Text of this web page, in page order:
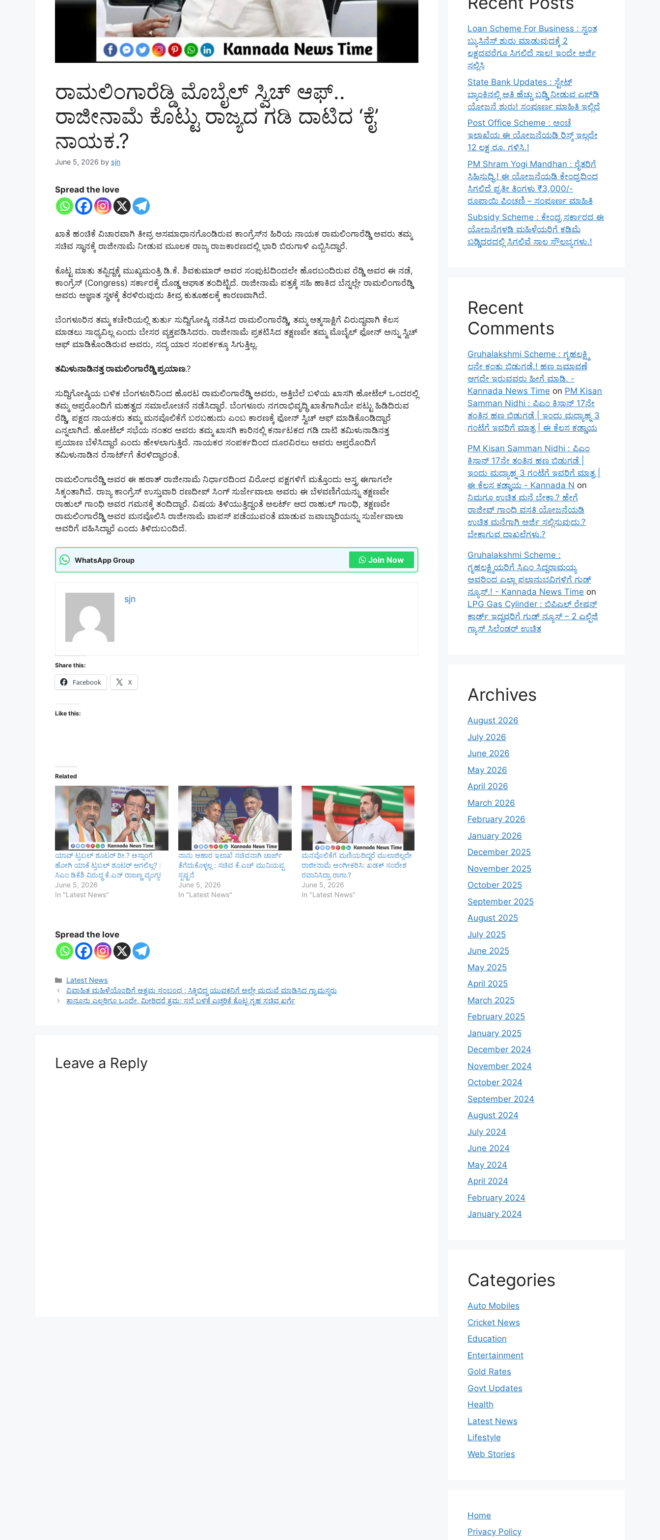
ರಾಮಲಿಂಗಾರೆಡ್ಡಿ ಮೊಬೈಲ್ ಸ್ವಿಚ್ ಆಫ್..
ರಾಜೀನಾಮೆ ಕೊಟ್ಟು ರಾಜ್ಯದ ಗಡಿ ದಾಟಿದ ‘ಕೈ’
ನಾಯಕ.?
June 5, 2026 by sjn
Spread the love
ಖಾತೆ ಹಂಚಿಕೆ ವಿಚಾರವಾಗಿ ತೀವ್ರ ಅಸಮಾಧಾನಗೊಂಡಿರುವ ಕಾಂಗ್ರೆಸ್‌ನ ಹಿರಿಯ ನಾಯಕ ರಾಮಲಿಂಗಾರೆಡ್ಡಿ ಅವರು ತಮ್ಮ
ಸಚಿವ ಸ್ಥಾನಕ್ಕೆ ರಾಜೀನಾಮೆ ನೀಡುವ ಮೂಲಕ ರಾಜ್ಯ ರಾಜಕಾರಣದಲ್ಲಿ ಭಾರಿ ಬಿರುಗಾಳಿ ಎಬ್ಬಿಸಿದ್ದಾರೆ.
ಕೊಟ್ಟ ಮಾತು ತಪ್ಪಿದ್ದಕ್ಕೆ ಮುಖ್ಯಮಂತ್ರಿ ಡಿ.ಕೆ. ಶಿವಕುಮಾರ್ ಅವರ ಸಂಪುಟದಿಂದಲೇ ಹೊರಬಂದಿರುವ ರೆಡ್ಡಿ ಅವರ ಈ ನಡೆ,
ಕಾಂಗ್ರೆಸ್ (Congress) ಸರ್ಕಾರಕ್ಕೆ ದೊಡ್ಡ ಆಘಾತ ತಂದಿಟ್ಟಿದೆ. ರಾಜೀನಾಮೆ ಪತ್ರಕ್ಕೆ ಸಹಿ ಹಾಕಿದ ಬೆನ್ನಲ್ಲೇ ರಾಮಲಿಂಗಾರೆಡ್ಡಿ
ಅವರು ಅಜ್ಞಾತ ಸ್ಥಳಕ್ಕೆ ತೆರಳಿರುವುದು ತೀವ್ರ ಕುತೂಹಲಕ್ಕೆ ಕಾರಣವಾಗಿದೆ.
ಬೆಂಗಳೂರಿನ ತಮ್ಮ ಕಚೇರಿಯಲ್ಲಿ ತುರ್ತು ಸುದ್ದಿಗೋಷ್ಠಿ ನಡೆಸಿದ ರಾಮಲಿಂಗಾರೆಡ್ಡಿ, ತಮ್ಮ ಆತ್ಮಸಾಕ್ಷಿಗೆ ವಿರುದ್ಧವಾಗಿ ಕೆಲಸ
ಮಾಡಲು ಸಾಧ್ಯವಿಲ್ಲ ಎಂದು ಬೇಸರ ವ್ಯಕ್ತಪಡಿಸಿದರು. ರಾಜೀನಾಮೆ ಪ್ರಕಟಿಸಿದ ತಕ್ಷಣವೇ ತಮ್ಮ ಮೊಬೈಲ್ ಫೋನ್ ಅನ್ನು ಸ್ವಿಚ್
ಆಫ್ ಮಾಡಿಕೊಂಡಿರುವ ಅವರು, ಸದ್ಯ ಯಾರ ಸಂಪರ್ಕಕ್ಕೂ ಸಿಗುತ್ತಿಲ್ಲ.
ತಮಿಳುನಾಡಿನತ್ತ ರಾಮಲಿಂಗಾರೆಡ್ಡಿ ಪ್ರಯಾಣ.?
ಸುದ್ದಿಗೋಷ್ಠಿಯ ಬಳಿಕ ಬೆಂಗಳೂರಿನಿಂದ ಹೊರಟ ರಾಮಲಿಂಗಾರೆಡ್ಡಿ ಅವರು, ಅತ್ತಿಬೆಲೆ ಬಳಿಯ ಖಾಸಗಿ ಹೋಟೆಲ್‌ ಒಂದರಲ್ಲಿ
ತಮ್ಮ ಆಪ್ತರೊಂದಿಗೆ ಮಹತ್ವದ ಸಮಾಲೋಚನೆ ನಡೆಸಿದ್ದಾರೆ. ಬೆಂಗಳೂರು ನಗರಾಭಿವೃದ್ಧಿ ಖಾತೆಗಾಗಿಯೇ ಪಟ್ಟು ಹಿಡಿದಿರುವ
ರೆಡ್ಡಿ, ಪಕ್ಷದ ನಾಯಕರು ತಮ್ಮ ಮನವೊಲಿಕೆಗೆ ಬರಬಹುದು ಎಂಬ ಕಾರಣಕ್ಕೆ ಫೋನ್ ಸ್ವಿಚ್ ಆಫ್ ಮಾಡಿಕೊಂಡಿದ್ದಾರೆ
ಎನ್ನಲಾಗಿದೆ. ಹೋಟೆಲ್ ಸಭೆಯ ನಂತರ ಅವರು ತಮ್ಮ ಖಾಸಗಿ ಕಾರಿನಲ್ಲಿ ಕರ್ನಾಟಕದ ಗಡಿ ದಾಟಿ ತಮಿಳುನಾಡಿನತ್ತ
ಪ್ರಯಾಣ ಬೆಳೆಸಿದ್ದಾರೆ ಎಂದು ಹೇಳಲಾಗುತ್ತಿದೆ. ನಾಯಕರ ಸಂಪರ್ಕದಿಂದ ದೂರವಿರಲು ಅವರು ಆಪ್ತರೊಂದಿಗೆ
ತಮಿಳುನಾಡಿನ ರೆಸಾರ್ಟ್‌ಗೆ ತೆರಳಿದ್ದಾರಂತೆ.
ರಾಮಲಿಂಗಾರೆಡ್ಡಿ ಅವರ ಈ ಹಠಾತ್ ರಾಜೀನಾಮೆ ನಿರ್ಧಾರದಿಂದ ವಿರೋಧ ಪಕ್ಷಗಳಿಗೆ ಮತ್ತೊಂದು ಅಸ್ತ್ರ ಈಗಾಗಲೇ
ಸಿಕ್ಕಂತಾಗಿದೆ. ರಾಜ್ಯ ಕಾಂಗ್ರೆಸ್ ಉಸ್ತುವಾರಿ ರಣದೀಪ್ ಸಿಂಗ್ ಸುರ್ಜೇವಾಲಾ ಅವರು ಈ ಬೆಳವಣಿಗೆಯನ್ನು ತಕ್ಷಣವೇ
ರಾಹುಲ್ ಗಾಂಧಿ ಅವರ ಗಮನಕ್ಕೆ ತಂದಿದ್ದಾರೆ. ವಿಷಯ ತಿಳಿಯುತ್ತಿದ್ದಂತೆ ಅಲರ್ಟ್ ಆದ ರಾಹುಲ್ ಗಾಂಧಿ, ತಕ್ಷಣವೇ
ರಾಮಲಿಂಗಾರೆಡ್ಡಿ ಅವರ ಮನವೊಲಿಸಿ ರಾಜೀನಾಮೆ ವಾಪಸ್ ಪಡೆಯುವಂತೆ ಮಾಡುವ ಜವಾಬ್ದಾರಿಯನ್ನು ಸುರ್ಜೇವಾಲಾ
ಅವರಿಗೆ ವಹಿಸಿದ್ದಾರೆ ಎಂದು ತಿಳಿದುಬಂದಿದೆ.
WhatsApp Group Join Now
sjn
Share this:
Facebook X
Like this:
Related
ಯಾವ್ ಟ್ರಬಲ್ ಶೂಟರ್ ರೀ.? ಅಸ್ಸಾಂಗೆ
ಹೋಗಿ ಯಾಕೆ ಟ್ರಬಲ್ ಶೂಟರ್ ಆಗಲಿಲ್ಲ? :
ಸಿಎಂ ಡಿಕೆಶಿ ವಿರುದ್ಧ ಕೆ.ಎನ್ ರಾಜಣ್ಣ ವ್ಯಂಗ್ಯ!
June 5, 2026
In "Latest News"
ನಾನು ಆಹಾರ ಇಲಾಖೆ ಸಚಿವನಾಗಿ ಚಾರ್ಜ್
ತೆಗೆದುಕೊಳ್ಳಲ್ಲ : ಸಚಿವ ಕೆ.ಎಚ್ ಮುನಿಯಪ್ಪ
ಸ್ಪಷ್ಟನೆ
June 5, 2026
In "Latest News"
ಮನವೊಲಿಕೆಗೆ ಮಣಿಯದಿದ್ದರೆ ಮುಲಾಜಿಲ್ಲದೇ
ರಾಜೀನಾಮೆ ಅಂಗೀಕರಿಸಿ: ಖಡಕ್ ಸಂದೇಶ
ರವಾನಿಸಿದ್ರಾ ರಾಗಾ.?
June 5, 2026
In "Latest News"
Spread the love
Categories
Latest News
ವಿವಾಹಿತ ಮಹಿಳೆಯೊಂದಿಗೆ ಅಕ್ರಮ ಸಂಬಂಧ ; ಸಿಕ್ಕಿಬಿದ್ದ ಯುವಕನಿಗೆ ಅಲ್ಲೇ ಮದುವೆ ಮಾಡಿಸಿದ ಗ್ರಾಮಸ್ಥರು
ಕಾನೂನು ಎಲ್ಲರಿಗೂ ಒಂದೇ, ಮೀರಿದರೆ ಕ್ರಮ: ಸಭೆ ಬಳಿಕೆ ಎಚ್ಚರಿಕೆ ಕೊಟ್ಟ ಗೃಹ ಸಚಿವ ಖರ್ಗೆ
Leave a Reply
Loan Scheme For Business : ಸ್ವಂತ
ಬ್ಯುಸಿನೆಸ್ ಶುರು ಮಾಡುವುದಕ್ಕೆ 2
ಲಕ್ಷದವರೆಗೂ ಸಿಗಲಿದೆ ಸಾಲ! ಇಂದೇ ಅರ್ಜಿ
ಸಲ್ಲಿಸಿ
State Bank Updates : ಸ್ಟೇಟ್
ಬ್ಯಾಂಕಿನಲ್ಲಿ ಅತಿ ಹೆಚ್ಚು ಬಡ್ಡಿ ನೀಡುವ ಎಫ್‌ಡಿ
ಯೋಜನೆ ಶುರು! ಸಂಪೂರ್ಣ ಮಾಹಿತಿ ಇಲ್ಲಿದೆ
Post Office Scheme : ಅಂಚೆ
ಇಲಾಖೆಯ ಈ ಯೋಜನೆಯಡಿ ರಿಸ್ಕ್‌ ಇಲ್ಲದೇ
12 ಲಕ್ಷ ರೂ. ಗಳಿಸಿ.!
PM Shram Yogi Mandhan : ರೈತರಿಗೆ
ಸಿಹಿಸುದ್ಧಿ.! ಈ ಯೋಜನೆಯಡಿ ಕೇಂದ್ರದಿಂದ
ಸಿಗಲಿದೆ ಪ್ರತೀ ತಿಂಗಳು ₹3,000/-
ರೂಪಾಯಿ ಪಿಂಚಣಿ – ಸಂಪೂರ್ಣ ಮಾಹಿತಿ
Subsidy Scheme : ಕೇಂದ್ರ ಸರ್ಕಾರದ ಈ
ಯೋಜನೆಗಳಡಿ ಮಹಿಳೆಯರಿಗೆ ಕಡಿಮೆ
ಬಡ್ಡಿದರದಲ್ಲಿ ಸಿಗಲಿವೆ ಸಾಲ ಸೌಲಭ್ಯಗಳು.!
Recent
Comments
Gruhalakshmi Scheme : ಗೃಹಲಕ್ಷ್ಮಿ
೮ನೇ ಕಂತು ಬಿಡುಗಡೆ.! ಹಣ ಜಮಾವಣೆ
ಆಗದೇ ಇರುವವರು ಹೀಗೆ ಮಾಡಿ. -
Kannada News Time on PM Kisan
Samman Nidhi : ಪಿಎಂ ಕಿಸಾನ್ 17ನೇ
ತಂತಿನ ಹಣ ಬಿಡುಗಡೆ | ಇಂದು ಮಧ್ಯಾಹ್ನ 3
ಗಂಟೆಗೆ ಇವರಿಗೆ ಮಾತ್ರ | ಈ ಕೆಲಸ ಕಡ್ಡಾಯ
PM Kisan Samman Nidhi : ಪಿಎಂ
ಕಿಸಾನ್ 17ನೇ ತಂತಿನ ಹಣ ಬಿಡುಗಡೆ |
ಇಂದು ಮಧ್ಯಾಹ್ನ 3 ಗಂಟೆಗೆ ಇವರಿಗೆ ಮಾತ್ರ |
ಈ ಕೆಲಸ ಕಡ್ಡಾಯ - Kannada N on
ನಿಮಗೂ ಉಚಿತ ಮನೆ ಬೇಕಾ.? ಹೇಗೆ
ರಾಜೀವ್ ಗಾಂಧಿ ವಸತಿ ಯೋಜನೆಯಡಿ
ಉಚಿತ ಮನೆಗಾಗಿ ಅರ್ಜಿ ಸಲ್ಲಿಸುವುದು.?
ಬೇಕಾಗುವ ದಾಖಲೆಗಳು.?
Gruhalakshmi Scheme :
ಗೃಹಲಕ್ಷ್ಮಿಯರಿಗೆ ಸಿಎಂ ಸಿದ್ದರಾಮಯ್ಯ
ಅವರಿಂದ ಎಲ್ಲಾ ಫಲಾನುಭವಿಗಳಿಗೆ ಗುಡ್
ನ್ಯೂಸ್.! - Kannada News Time on
LPG Gas Cylinder : ಬಿಪಿಎಲ್ ರೇಷನ್
ಕಾರ್ಡ್ ಇದ್ದವರಿಗೆ ಗುಡ್ ನ್ಯೂಸ್ – 2 ಎಲ್ಪಿಜಿ
ಗ್ಯಾಸ್ ಸಿಲೆಂಡರ್ ಉಚಿತ
Archives
August 2026
July 2026
June 2026
May 2026
April 2026
March 2026
February 2026
January 2026
December 2025
November 2025
October 2025
September 2025
August 2025
July 2025
June 2025
May 2025
April 2025
March 2025
February 2025
January 2025
December 2024
November 2024
October 2024
September 2024
August 2024
July 2024
June 2024
May 2024
April 2024
February 2024
January 2024
Categories
Auto Mobiles
Cricket News
Education
Entertainment
Gold Rates
Govt Updates
Health
Latest News
Lifestyle
Web Stories
Home
Privacy Policy